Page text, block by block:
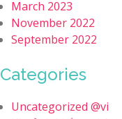
March 2023
November 2022
September 2022
Categories
Uncategorized @vi